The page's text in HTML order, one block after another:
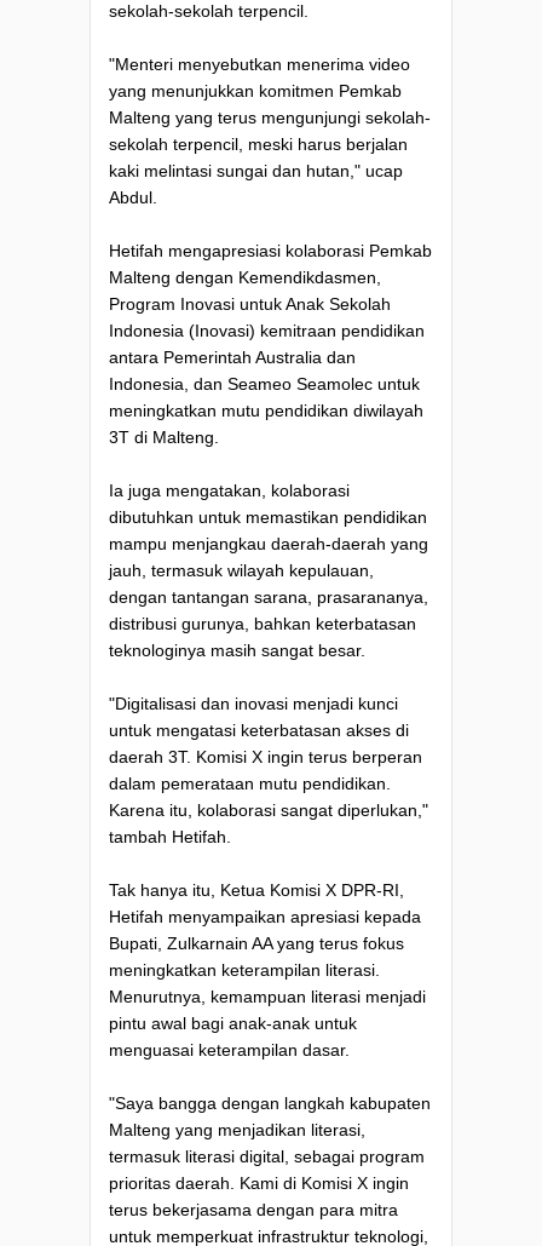
sekolah-sekolah terpencil.
"Menteri menyebutkan menerima video
yang menunjukkan komitmen Pemkab
Malteng yang terus mengunjungi sekolah-
sekolah terpencil, meski harus berjalan
kaki melintasi sungai dan hutan," ucap
Abdul.
Hetifah mengapresiasi kolaborasi Pemkab
Malteng dengan Kemendikdasmen,
Program Inovasi untuk Anak Sekolah
Indonesia (Inovasi) kemitraan pendidikan
antara Pemerintah Australia dan
Indonesia, dan Seameo Seamolec untuk
meningkatkan mutu pendidikan diwilayah
3T di Malteng.
Ia juga mengatakan, kolaborasi
dibutuhkan untuk memastikan pendidikan
mampu menjangkau daerah-daerah yang
jauh, termasuk wilayah kepulauan,
dengan tantangan sarana, prasarananya,
distribusi gurunya, bahkan keterbatasan
teknologinya masih sangat besar.
"Digitalisasi dan inovasi menjadi kunci
untuk mengatasi keterbatasan akses di
daerah 3T. Komisi X ingin terus berperan
dalam pemerataan mutu pendidikan.
Karena itu, kolaborasi sangat diperlukan,"
tambah Hetifah.
Tak hanya itu, Ketua Komisi X DPR-RI,
Hetifah menyampaikan apresiasi kepada
Bupati, Zulkarnain AA yang terus fokus
meningkatkan keterampilan literasi.
Menurutnya, kemampuan literasi menjadi
pintu awal bagi anak-anak untuk
menguasai keterampilan dasar.
"Saya bangga dengan langkah kabupaten
Malteng yang menjadikan literasi,
termasuk literasi digital, sebagai program
prioritas daerah. Kami di Komisi X ingin
terus bekerjasama dengan para mitra
untuk memperkuat infrastruktur teknologi,